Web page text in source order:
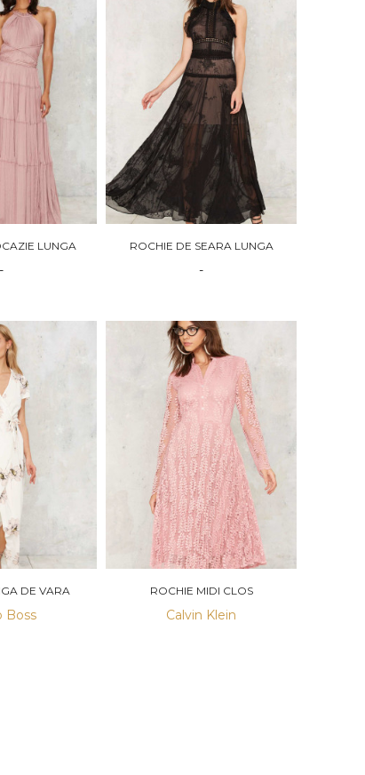
LUNGA
-
ROCHIE DE SEARA LUNGA
-
DE VARA
Boss
ROCHIE MIDI CLOS
Calvin Klein